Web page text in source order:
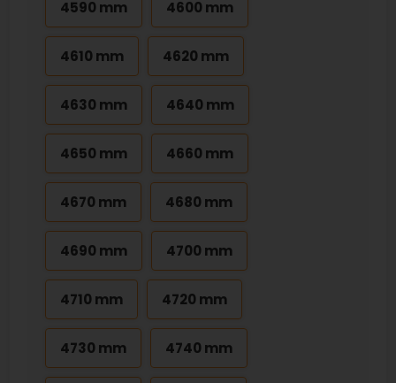
4590 mm 4600 mm
4610 mm 4620 mm
4630 mm 4640 mm
4650 mm 4660 mm
4670 mm 4680 mm
4690 mm 4700 mm
4710 mm 4720 mm
4730 mm 4740 mm